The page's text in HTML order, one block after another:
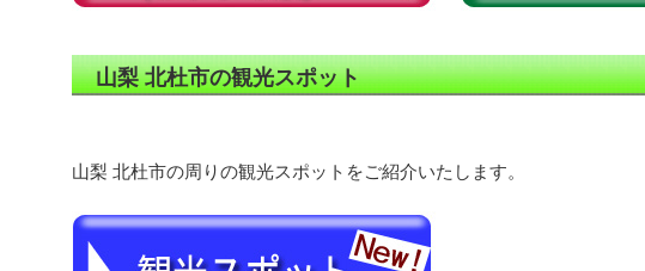
山梨 北杜市の観光スポット
山梨 北杜市の周りの観光スポットをご紹介いたします。